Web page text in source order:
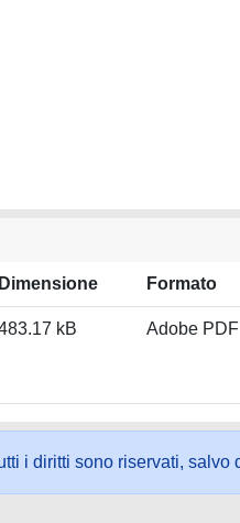
Dimensione Formato
kB Adobe PDF
i diritti sono riservati, salvo